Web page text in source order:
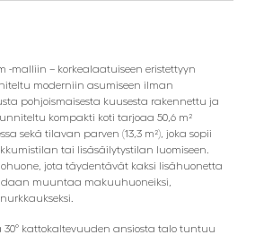
-malliin – korkealaatuiseen eristettyyn
moderniin asumiseen ilman
pohjoismaisesta kuusesta rakennettu ja
kompakti koti tarjoaa 50,6 m²
sekä tilavan parven (13,3 m²), joka sopii
tai lisäsäilytystilan luomiseen.
jota täydentävät kaksi lisähuonetta
muuntaa makuuhuoneiksi,
30° kattokaltevuuden ansiosta talo tuntuu